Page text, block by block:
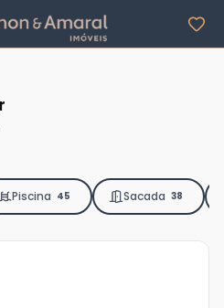
Piscina 45 Sacada 38